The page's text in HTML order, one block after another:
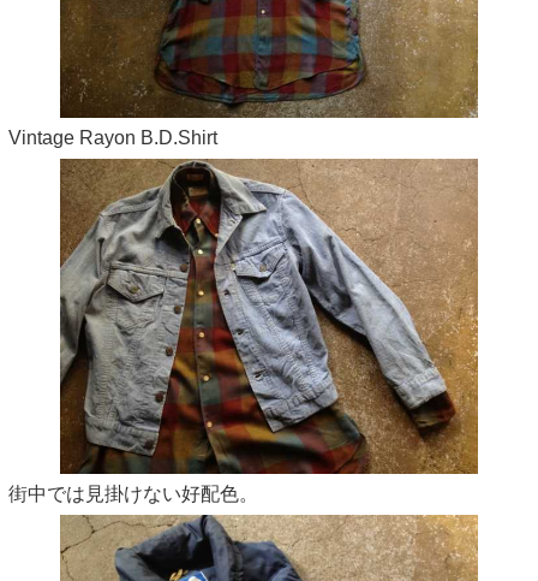
Vintage Rayon B.D.Shirt
街中では見掛けない好配色。